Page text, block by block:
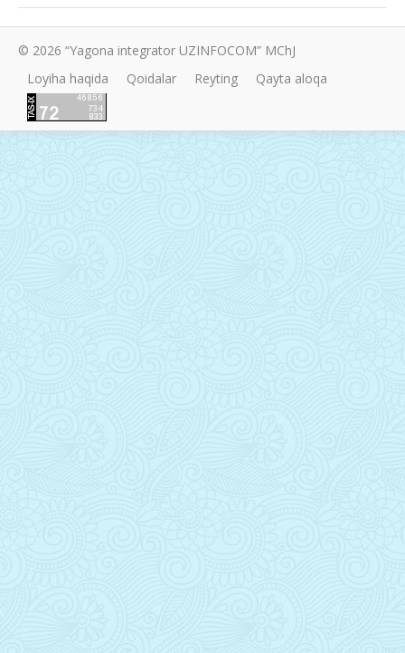
© 2026 “Yagona integrator UZINFOCOM” MChJ
Loyiha haqida
Qoidalar Reyting Qayta aloqa